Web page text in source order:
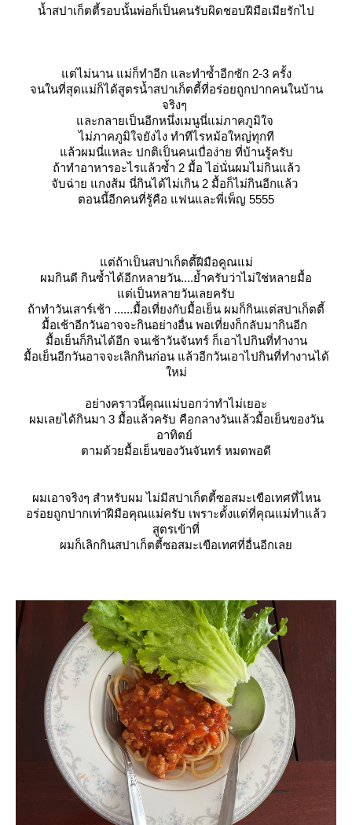
น้ำสปาเก็ตตี้รอบนั้นพ่อก็เป็นคนรับผิดชอบฝีมือเมียรักไป
ต่ไม่นาน แม่ก็ทำอีก และทำซ้ำอีกซัก 2-3 ครั้ง
จนในที่สุดแม่ก็ได้สูตรน้ำสปาเก็ตตี้ที่อร่อยถูกปากคนในบ้าน
จริงๆ
ละกลายเป็นอีกหนึ่งเมนูนี่แม่ภาคภูมิใจ
ไม่ภาคภูมิใจยังไง ทำทีไรหม้อใหญ่ทุกที
ล้วผมนี่แหละ ปกติเป็นคนเบื่อง่าย ที่บ้านรู้ครับ
ถ้าทำอาหารอะไรแล้วซ้ำ 2 มื้อ ไอ่นั่นผมไม่กินแล้ว
จับฉ่าย แกงส้ม นี่กินได้ไม่เกิน 2 มื้อก็ไม่กินอีกแล้ว
ตอนนี้อีกคนที่รู้คือ แฟนและพี่เพ็ญ 5555
ต่ถ้าเป็นสปาเก็ตตี้ฝีมือคูณแม่
ผมกินดี กินซ้ำได้อีกหลายวัน....้ำครับว่าไม่ใช่หลายมื้อ
ต่เป็นหลายวันเลยครับ
ถ้าทำวันเสาร์เช้า ......มื้อเที่ยงกับมื้อเย็น ผมก็กินแต่สปาเก็ตตี้
มื้อเช้าอีกวันอาจจะกินอย่างอื่น พอเที่ยงก็กลับมากินอีก
มื้อเย็นก็กินได้อีก จนเช้าวันจันทร์ ก็เอาไปกินที่ทำงาน
มื้อเย็นอีกวันอาจจะเลิกกินก่อน แล้วอีกวันเอาไปกินที่ทำงานได้
หม่
อย่างคราวนี้คุณแม่บอกว่าทำไม่เยอะ
ผมเลยได้กินมา 3 มื้อแล้วครับ คือกลางวันแล้วมื้อเย็นของวัน
อาทิตย์
ตามด้วยมื้อเย็นของวันจันทร์ หมดพอดี
ผมเอาจริงๆ สำหรับผม ไม่มีสปาเก็ตตี้ซอสมะเขือเทศที่ไหน
อร่อยถูกปากเท่าฝีมือคุณแม่ครับ เพราะตั้งแต่ที่คุณแม่ทำแล้ว
สูตรเข้าที่
ผมก็เลิกกินสปาเก็ตตี้ซอสมะเขือเทศที่อื่นอีกเล